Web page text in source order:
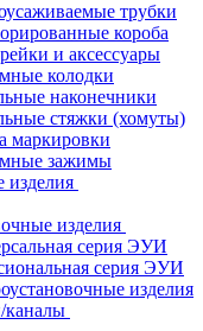
трубки
короба
и аксессуары
колодки
наконечники
стяжки (хомуты)
маркировки
зажимы
изделия
изделия
серия ЭУИ
серия ЭУИ
изделия
каналы